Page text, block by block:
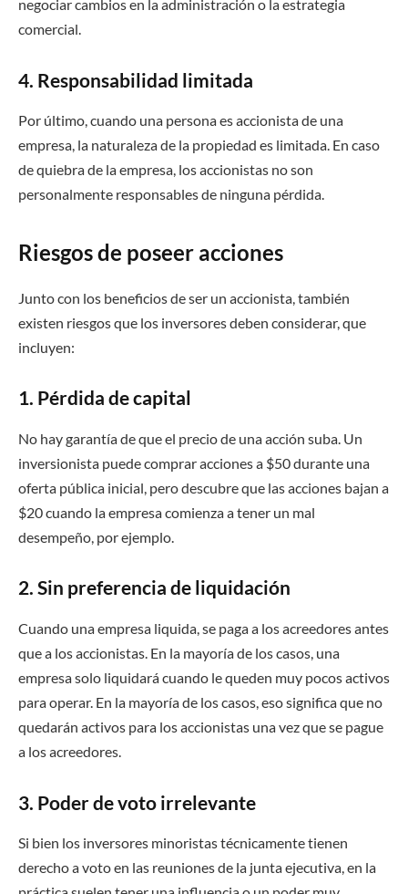
negociar cambios en la administración o la estrategia
comercial.
4. Responsabilidad limitada
Por último, cuando una persona es accionista de una
empresa, la naturaleza de la propiedad es limitada. En caso
de quiebra de la empresa, los accionistas no son
personalmente responsables de ninguna pérdida.
Riesgos de poseer acciones
Junto con los beneficios de ser un accionista, también
existen riesgos que los inversores deben considerar, que
incluyen:
1. Pérdida de capital
No hay garantía de que el precio de una acción suba. Un
inversionista puede comprar acciones a $50 durante una
oferta pública inicial, pero descubre que las acciones bajan a
$20 cuando la empresa comienza a tener un mal
desempeño, por ejemplo.
2. Sin preferencia de liquidación
Cuando una empresa liquida, se paga a los acreedores antes
que a los accionistas. En la mayoría de los casos, una
empresa solo liquidará cuando le queden muy pocos activos
para operar. En la mayoría de los casos, eso significa que no
quedarán activos para los accionistas una vez que se pague
a los acreedores.
3. Poder de voto irrelevante
Si bien los inversores minoristas técnicamente tienen
derecho a voto en las reuniones de la junta ejecutiva, en la